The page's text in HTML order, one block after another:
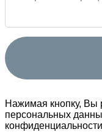
Нажимая кнопку, Вы
персональных